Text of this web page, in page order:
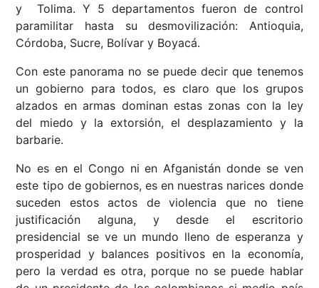
y Tolima. Y 5 departamentos fueron de control
paramilitar hasta su desmovilización: Antioquia,
Córdoba, Sucre, Bolívar y Boyacá.
Con este panorama no se puede decir que tenemos
un gobierno para todos, es claro que los grupos
alzados en armas dominan estas zonas con la ley
del miedo y la extorsión, el desplazamiento y la
barbarie.
No es en el Congo ni en Afganistán donde se ven
este tipo de gobiernos, es en nuestras narices donde
suceden estos actos de violencia que no tiene
justificación alguna, y desde el escritorio
presidencial se ve un mundo lleno de esperanza y
prosperidad y balances positivos en la economía,
pero la verdad es otra, porque no se puede hablar